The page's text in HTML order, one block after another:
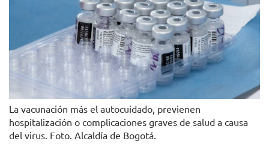
La vacunación más el autocuidado, previenen
hospitalización o complicaciones graves de salud a causa
del virus. Foto. Alcaldía de Bogotá.